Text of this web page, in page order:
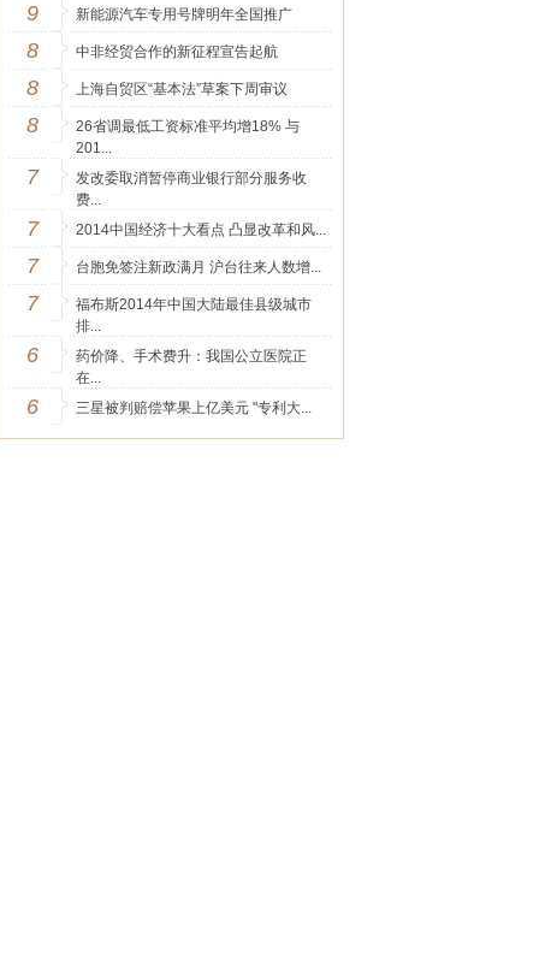
9 新能源汽车专用号牌明年全国推广
8 中非经贸合作的新征程宣告起航
8 上海自贸区“基本法”草案下周审议
8
26省调最低工资标准平均增18% 与
201...
7
发改委取消暂停商业银行部分服务收
费...
7 2014中国经济十大看点 凸显改革和风...
7 台胞免签注新政满月 沪台往来人数增...
7
福布斯2014年中国大陆最佳县级城市
排...
6
药价降、手术费升：我国公立医院正
在...
6 三星被判赔偿苹果上亿美元 "专利大...